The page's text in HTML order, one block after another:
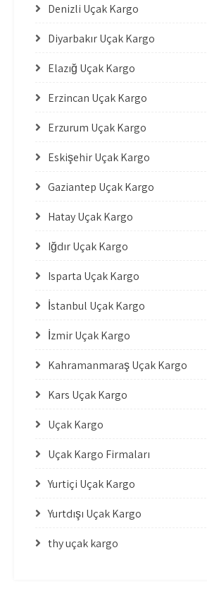
Denizli Uçak Kargo
Diyarbakır Uçak Kargo
Elazığ Uçak Kargo
Erzincan Uçak Kargo
Erzurum Uçak Kargo
Eskişehir Uçak Kargo
Gaziantep Uçak Kargo
Hatay Uçak Kargo
Iğdır Uçak Kargo
Isparta Uçak Kargo
İstanbul Uçak Kargo
İzmir Uçak Kargo
Kahramanmaraş Uçak Kargo
Kars Uçak Kargo
Uçak Kargo
Uçak Kargo Firmaları
Yurtiçi Uçak Kargo
Yurtdışı Uçak Kargo
thy uçak kargo